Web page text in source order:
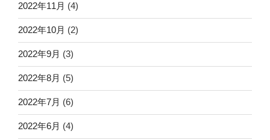
2022年11月 (4)
2022年10月 (2)
2022年9月 (3)
2022年8月 (5)
2022年7月 (6)
2022年6月 (4)